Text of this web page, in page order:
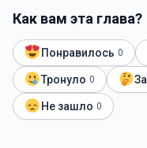
Как вам эта глава?
Понравилось 0
Тронуло 0
Не зашло 0